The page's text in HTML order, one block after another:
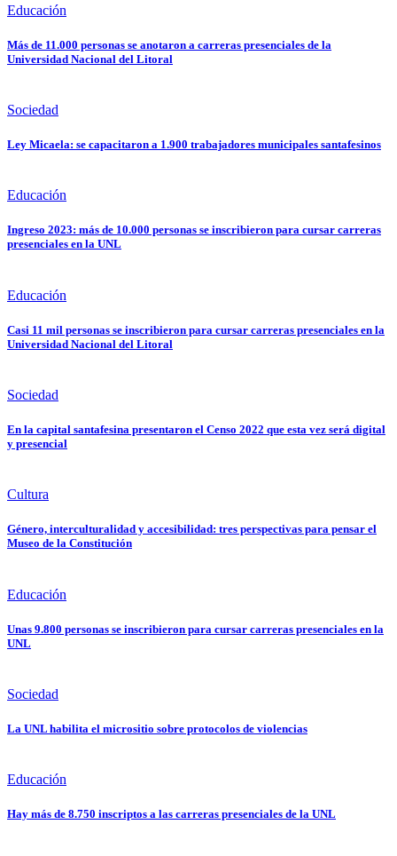
Educación
Más de 11.000 personas se anotaron a carreras presenciales de la
Universidad Nacional del Litoral
Sociedad
Ley Micaela: se capacitaron a 1.900 trabajadores municipales santafesinos
Educación
Ingreso 2023: más de 10.000 personas se inscribieron para cursar carreras
presenciales en la UNL
Educación
Casi 11 mil personas se inscribieron para cursar carreras presenciales en la
Universidad Nacional del Litoral
Sociedad
En la capital santafesina presentaron el Censo 2022 que esta vez será digital
y presencial
Cultura
Género, interculturalidad y accesibilidad: tres perspectivas para pensar el
Museo de la Constitución
Educación
Unas 9.800 personas se inscribieron para cursar carreras presenciales en la
UNL
Sociedad
La UNL habilita el micrositio sobre protocolos de violencias
Educación
Hay más de 8.750 inscriptos a las carreras presenciales de la UNL